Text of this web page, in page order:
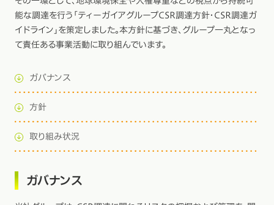
能な調達を行う「ティーガイアグループCSR調達方針・CSR調達ガ
イドライン」を策定しました。本方針に基づき、グループ一丸となっ
て責任ある事業活動に取り組んでいます。
ガバナンス
方針
取り組み状況
ガバナンス